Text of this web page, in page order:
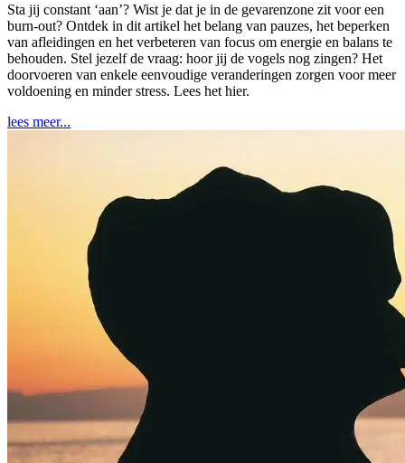
Sta jij constant ‘aan’? Wist je dat je in de gevarenzone zit voor een
burn-out? Ontdek in dit artikel het belang van pauzes, het beperken
van afleidingen en het verbeteren van focus om energie en balans te
behouden. Stel jezelf de vraag: hoor jij de vogels nog zingen? Het
doorvoeren van enkele eenvoudige veranderingen zorgen voor meer
voldoening en minder stress. Lees het hier.
lees meer...